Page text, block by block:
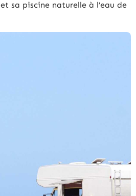
et sa piscine naturelle à l’eau de